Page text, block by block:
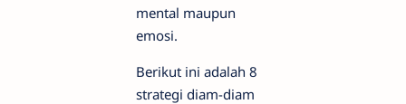
mental maupun
emosi.
Berikut ini adalah 8
strategi diam-diam